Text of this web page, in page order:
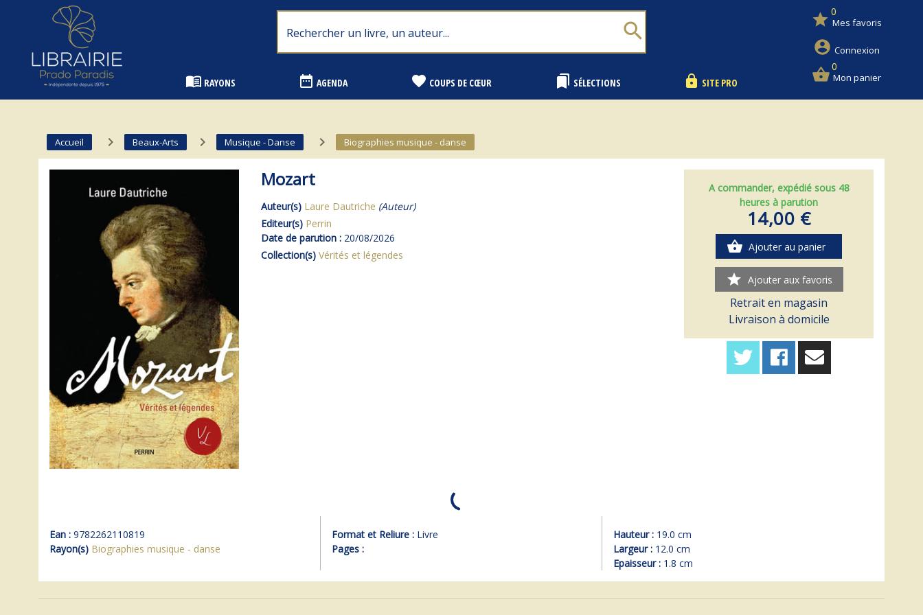
Librairie Prado Paradis - Marseille
search
menu_book RAYONS date_range AGENDA favorite COUPS DE CŒUR bookmarks SÉLECTIONS lock SITE PRO
star 0
Mes favoris
account_circle Connexion
shopping_basket0
Mon panier
Accueil navigate_next Beaux-Arts navigate_next Musique - Danse navigate_next Biographies musique - danse
Mozart
Auteur(s) Laure Dautriche (Auteur)
Editeur(s) Perrin
Date de parution : 20/08/2026
Collection(s) Vérités et légendes
A commander, expédié sous 48
heures à parution
14,00 €
shopping_basket Ajouter au panier
star Ajouter aux favoris
Retrait en magasin
Livraison à domicile
Ean : 9782262110819
Rayon(s) Biographies musique - danse
Format et Reliure : Livre
Pages :
Hauteur : 19.0 cm
Largeur : 12.0 cm
Epaisseur : 1.8 cm